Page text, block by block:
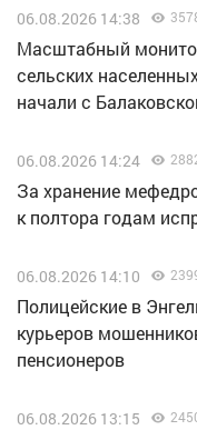
06.08.2026 14:38
Масштабный
сельских
начали с
06.08.2026 14:24
За хранение
к полтора годам
06.08.2026 14:10
Полицейские в
курьеров
пенсионеров
06.08.2026 13:15